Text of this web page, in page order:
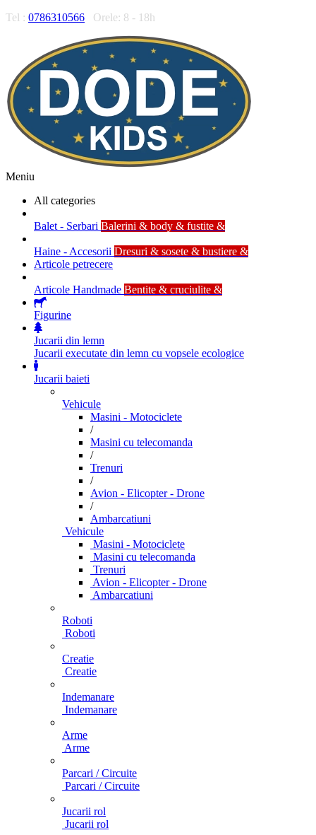
Tel : 0786310566 Orele: 8 - 18h
Meniu
All categories
Balet - Serbari Balerini & body & fustite &
Haine - Accesorii Dresuri & sosete & bustiere &
Articole petrecere
Articole Handmade Bentite & cruciulite &
Figurine
Jucarii din lemn
Jucarii executate din lemn cu vopsele ecologice
Jucarii baieti
Vehicule
Masini - Motociclete
/
Masini cu telecomanda
/
Trenuri
/
Avion - Elicopter - Drone
/
Ambarcatiuni
Vehicule
Masini - Motociclete
Masini cu telecomanda
Trenuri
Avion - Elicopter - Drone
Ambarcatiuni
Roboti
Roboti
Creatie
Creatie
Indemanare
Indemanare
Arme
Arme
Parcari / Circuite
Parcari / Circuite
Jucarii rol
Jucarii rol